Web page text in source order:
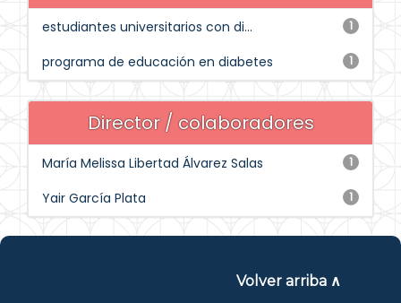
1
estudiantes universitarios con di...
1
programa de educación en diabetes
Director / colaboradores
1
María Melissa Libertad Álvarez Salas
1
Yair García Plata
Volver arriba ∧